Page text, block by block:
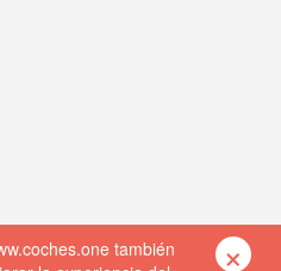
también
×